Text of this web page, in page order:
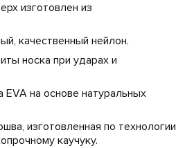
изготовлен из
качественный нейлон.
носка при ударах и
на основе натуральных
изготовленная по технологии
каучуку.